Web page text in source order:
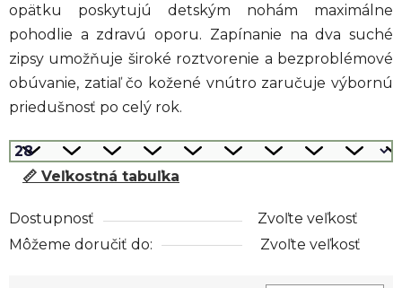
opätku poskytujú detským nohám maximálne
pohodlie a zdravú oporu. Zapínanie na dva suché
zipsy umožňuje široké roztvorenie a bezproblémové
obúvanie, zatiaľ čo kožené vnútro zaručuje výbornú
priedušnosť po celý rok.
📏 Veľkostná tabuľka
Dostupnosť
Zvoľte veľkosť
Môžeme doručiť do:
Zvoľte veľkosť